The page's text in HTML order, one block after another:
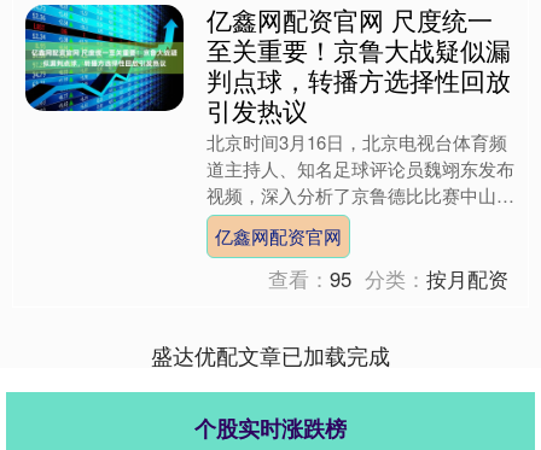
亿鑫网配资官网 尺度统一
至关重要！京鲁大战疑似漏
判点球，转播方选择性回放
引发热议
北京时间3月16日，北京电视台体育频
道主持人、知名足球评论员魏翊东发布
视频，深入分析了京鲁德比比赛中山东
泰山球员马德鲁加禁区内手球一幕。魏
翊东直言，这明显应判罚....
亿鑫网配资官网
查看：95 分类：按月配资
盛达优配文章已加载完成
个股实时涨跌榜